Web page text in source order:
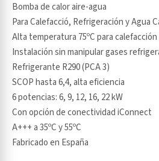
Bomba de calor aire-agua
Para Calefacció, Refrigeración y Agua
Alta temperatura 75ºC para calefacción
Instalación sin manipular gases
Refrigerante R290 (PCA 3)
SCOP hasta 6,4, alta eficiencia
6 potencias: 6, 9, 12, 16, 22 kW
Con opción de conectividad iConnect
A+++ a 35ºC y 55ºC
Fabricado en España